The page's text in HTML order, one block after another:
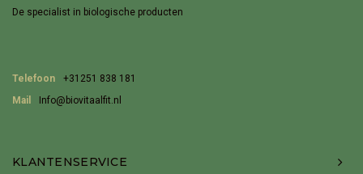
De specialist in biologische producten
Telefoon
+31251 838 181
Mail
Info@biovitaalfit.nl
KLANTENSERVICE